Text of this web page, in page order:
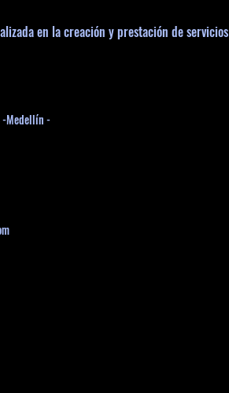
en la creación y prestación de servicios
-Medellín -